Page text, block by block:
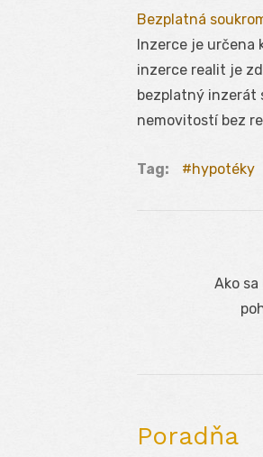
Bezplatná
Inzerce je určena
inzerce realit je
bezplatný inzerát
nemovitostí bez
Tag: hypotéky
Navigácia
Previous
Ako
Poradňa